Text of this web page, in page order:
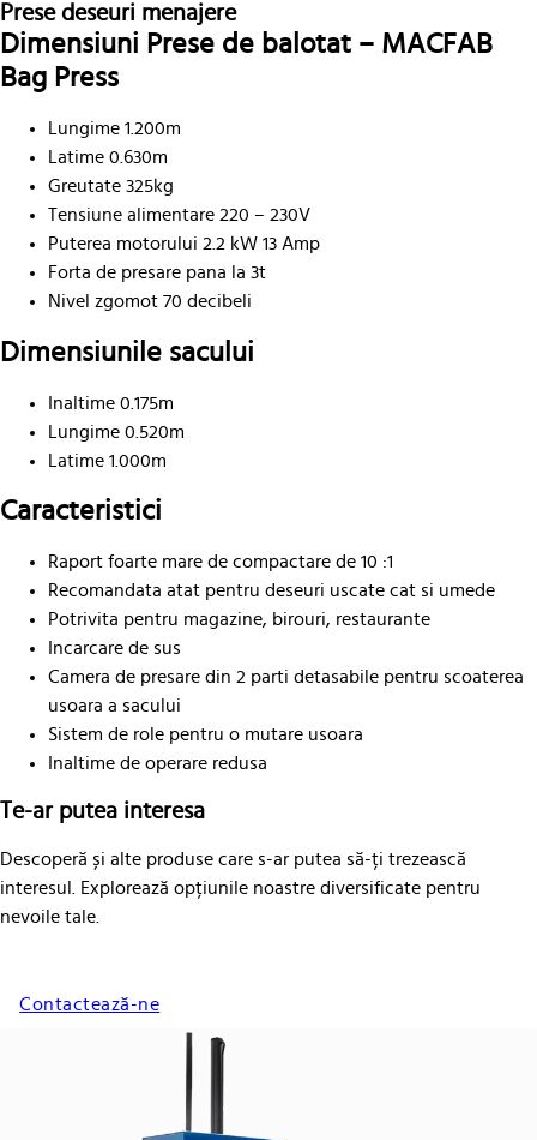
Prese deseuri menajere
Dimensiuni Prese de balotat – MACFAB
Bag Press
Lungime 1.200m
Latime 0.630m
Greutate 325kg
Tensiune alimentare 220 – 230V
Puterea motorului 2.2 kW 13 Amp
Forta de presare pana la 3t
Nivel zgomot 70 decibeli
Dimensiunile sacului
Inaltime 0.175m
Lungime 0.520m
Latime 1.000m
Caracteristici
Raport foarte mare de compactare de 10 :1
Recomandata atat pentru deseuri uscate cat si umede
Potrivita pentru magazine, birouri, restaurante
Incarcare de sus
Camera de presare din 2 parti detasabile pentru scoaterea
usoara a sacului
Sistem de role pentru o mutare usoara
Inaltime de operare redusa
Te-ar putea interesa
Descoperă și alte produse care s-ar putea să-ți trezească
interesul. Explorează opțiunile noastre diversificate pentru
nevoile tale.
Contactează-ne